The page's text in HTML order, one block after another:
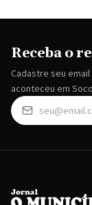
Receba o
Cadastre seu
aconteceu em